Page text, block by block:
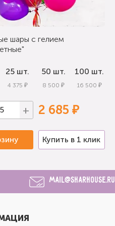
шары с гелием
25 шт.
4 375 ₽
50 шт.
8 500 ₽
100 шт.
16 500 ₽
+ 2 685 ₽
Купить в 1 клик
mail@sharhouse.ru